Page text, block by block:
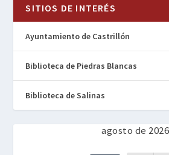
SITIOS DE INTERÉS
Ayuntamiento de Castrillón
Biblioteca de Piedras Blancas
Biblioteca de Salinas
agosto de 2026